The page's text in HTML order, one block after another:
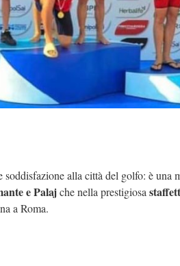
alla città del golfo: è una
e Palajche nella prestigiosa
a Roma.